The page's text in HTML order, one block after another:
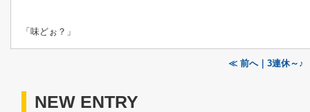
「味どぉ？」
≪ 前へ｜3連休～♪
NEW ENTRY